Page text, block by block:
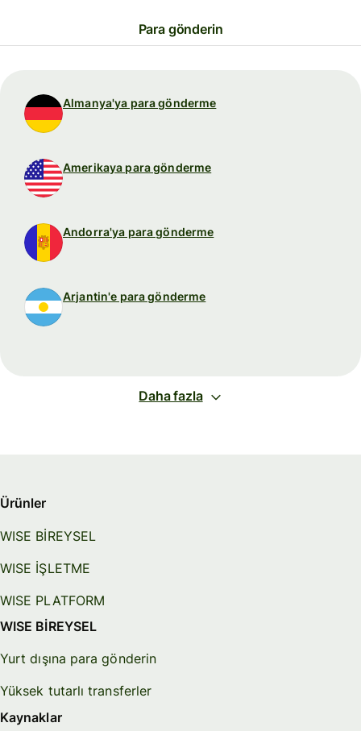
Para gönderin
Almanya'ya para gönderme
Amerikaya para gönderme
Andorra'ya para gönderme
Arjantin'e para gönderme
Daha fazla
Ürünler
WISE BİREYSEL
WISE İŞLETME
WISE PLATFORM
WISE BİREYSEL
Yurt dışına para gönderin
Yüksek tutarlı transferler
Kaynaklar